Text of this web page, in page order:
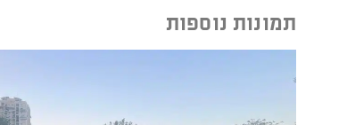
תמונות נוספות